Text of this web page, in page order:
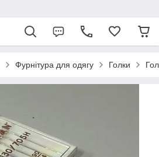
Фурнітура для одягу Голки